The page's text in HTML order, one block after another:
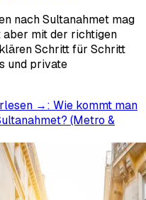
nach Sultanahmet mag
mit der richtigen
Schritt für Schritt
und private
→: Wie kommt man
(Metro &